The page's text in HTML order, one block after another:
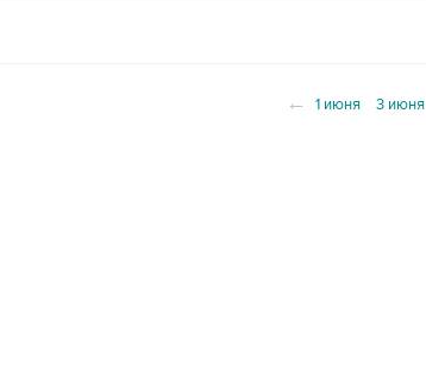
← 1 июня 3 июня